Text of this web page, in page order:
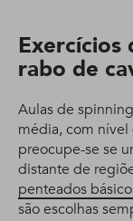
Exercícios
rabo de
Aulas de
média, com nível
preocupe-se se
distante de
penteados
são escolhas